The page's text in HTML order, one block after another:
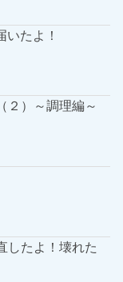
たよ！
２）～調理編～
したよ！壊れた